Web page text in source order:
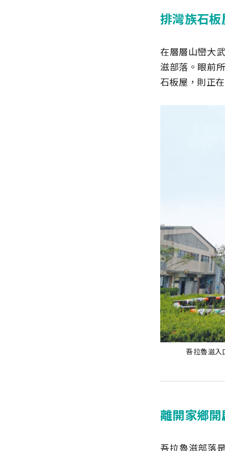
排灣族石
在層層山巒大
滋部落。眼前
石板屋，則正
吾拉魯滋入
離開家鄉
吾拉魯滋部落